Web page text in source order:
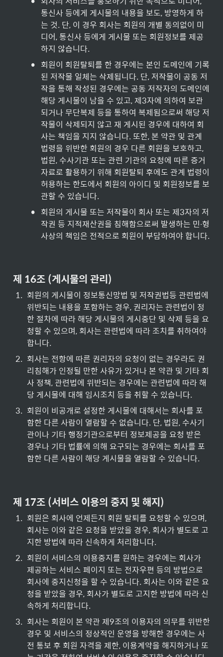
통신사 등에게 게시물의 내용을 보도, 방영하게 하
는 것. 단, 이 경우 회사는 회원의 개별 동의없이 미
디어, 통신사 등에게 게시물 또는 회원정보를 제공
하지 않습니다.
• 회원이 회원탈퇴를 한 경우에는 본인 도메인에 기록
된 저작물 일체는 삭제됩니다. 단, 저작물이 공동 저
작을 통해 작성된 경우에는 공동 저작자의 도메인에
해당 게시물이 남을 수 있고, 제3자에 의하여 보관
되거나 무단복제 등을 통하여 복제됨으로써 해당 저
작물이 삭제되지 않고 재 게시된 경우에 대하여 회
사는 책임을 지지 않습니다. 또한, 본 약관 및 관계
법령을 위반한 회원의 경우 다른 회원을 보호하고,
법원, 수사기관 또는 관련 기관의 요청에 따른 증거
자료로 활용하기 위해 회원탈퇴 후에도 관계 법령이
허용하는 한도에서 회원의 아이디 및 회원정보를 보
관할 수 있습니다.
• 회원의 게시물 또는 저작물이 회사 또는 제3자의 저
작권 등 지적재산권을 침해함으로써 발생하는 민∙형
사상의 책임은 전적으로 회원이 부담하여야 합니다.
제 16조 (게시물의 관리)
1. 회원의 게시물이 정보통신망법 및 저작권법등 관련법에
위반되는 내용을 포함하는 경우, 권리자는 관련법이 정
한 절차에 따라 해당 게시물의 게시중단 및 삭제 등을 요
청할 수 있으며, 회사는 관련법에 따라 조치를 취하여야
합니다.
2. 회사는 전항에 따른 권리자의 요청이 없는 경우라도 권
리침해가 인정될 만한 사유가 있거나 본 약관 및 기타 회
사 정책, 관련법에 위반되는 경우에는 관련법에 따라 해
당 게시물에 대해 임시조치 등을 취할 수 있습니다.
3. 회원이 비공개로 설정한 게시물에 대해서는 회사를 포
함한 다른 사람이 열람할 수 없습니다. 단, 법원, 수사기
관이나 기타 행정기관으로부터 정보제공을 요청 받은
경우나 기타 법률에 의해 요구되는 경우에는 회사를 포
함한 다른 사람이 해당 게시물을 열람할 수 있습니다.
제 17조 (서비스 이용의 중지 및 해지)
1. 회원은 회사에 언제든지 회원 탈퇴를 요청할 수 있으며,
회사는 이와 같은 요청을 받았을 경우, 회사가 별도로 고
지한 방법에 따라 신속하게 처리합니다.
2. 회원이 서비스의 이용중지를 원하는 경우에는 회사가
제공하는 서비스 페이지 또는 전자우편 등의 방법으로
회사에 중지신청을 할 수 있습니다. 회사는 이와 같은 요
청을 받았을 경우, 회사가 별도로 고지한 방법에 따라 신
속하게 처리합니다.
3. 회사는 회원이 본 약관 제9조의 이용자의 의무를 위반한
경우 및 서비스의 정상적인 운영을 방해한 경우에는 사
전 통보 후 회원 자격을 제한, 이용계약을 해지하거나 또